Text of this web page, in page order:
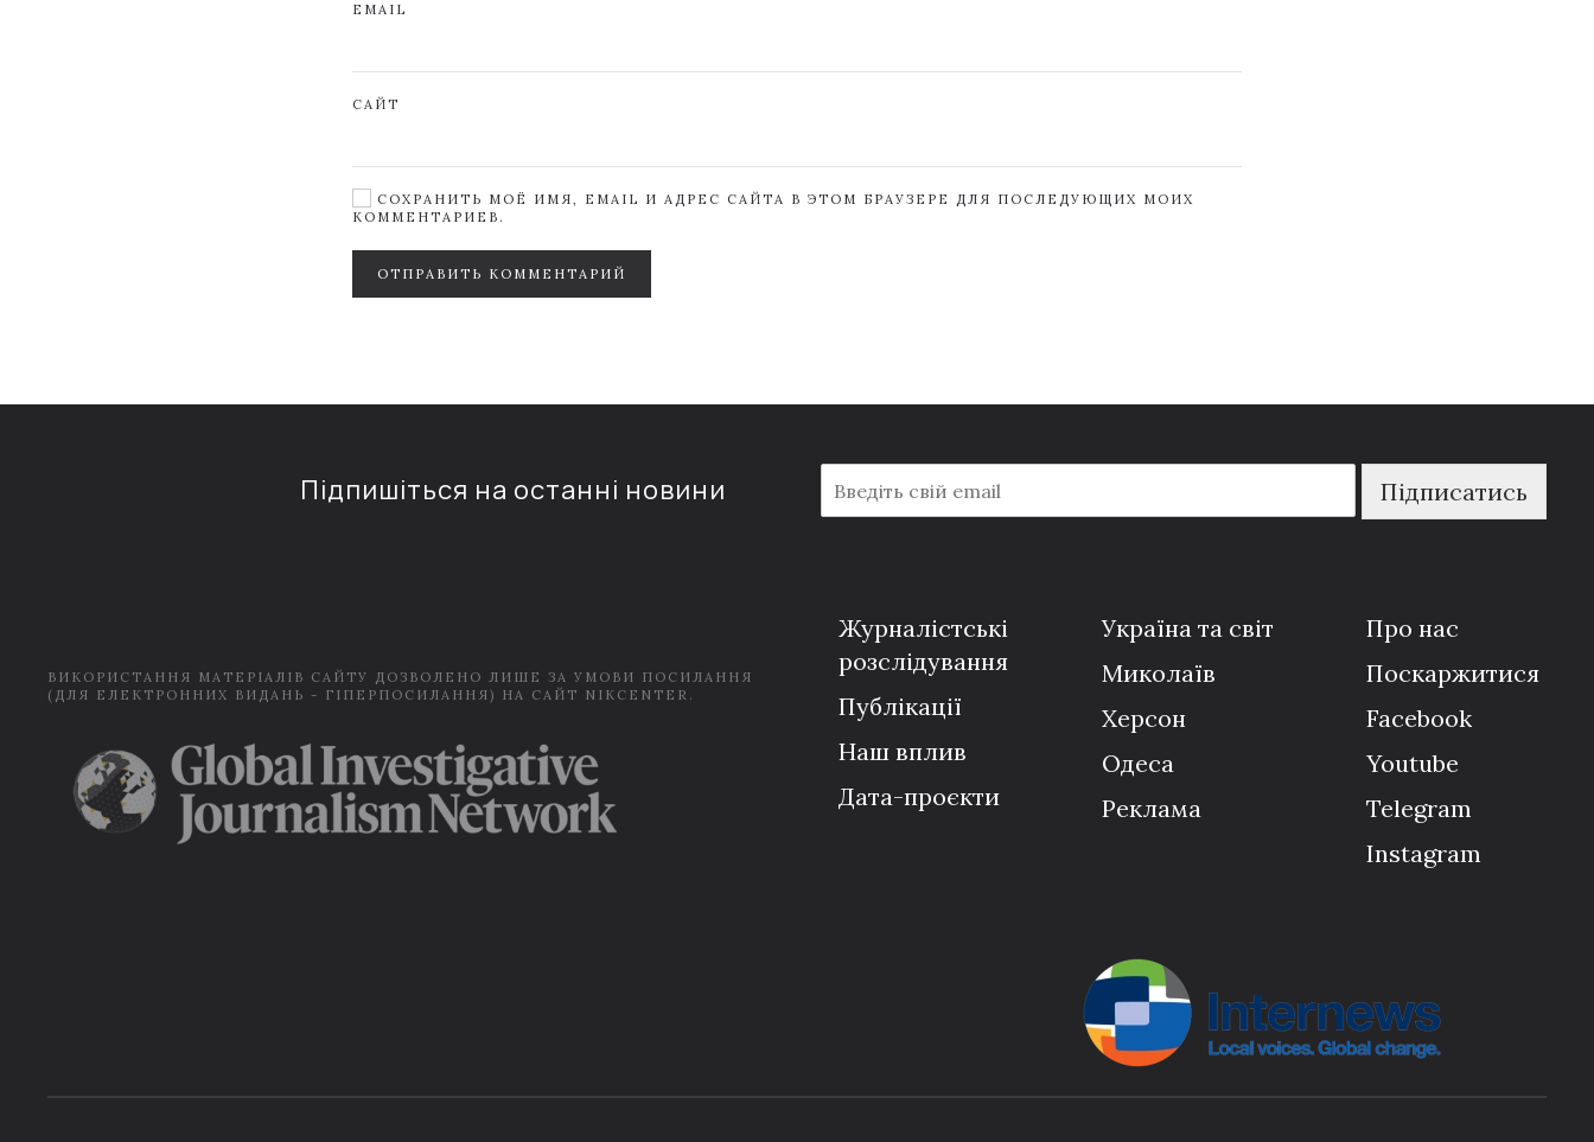
EMAIL
САЙТ
СОХРАНИТЬ МОЁ ИМЯ, EMAIL И АДРЕС САЙТА В ЭТОМ БРАУЗЕРЕ ДЛЯ ПОСЛЕДУЮЩИХ МОИХ
КОММЕНТАРИЕВ.
ОТПРАВИТЬ КОММЕНТАРИЙ
Підпишіться на останні новини
m
a
Підписатись
ВИКОРИСТАННЯ МАТЕРІАЛІВ САЙТУ ДОЗВОЛЕНО ЛИШЕ ЗА УМОВИ ПОСИЛАННЯ
(ДЛЯ ЕЛЕКТРОННИХ ВИДАНЬ - ГІПЕРПОСИЛАННЯ) НА САЙТ NIKCENTER.
Журналістські
розслідування
Публікації
Наш вплив
Дата-проєкти
Україна та світ
Миколаїв
Херсон
Одеса
Реклама
Про нас
Поскаржитися
Facebook
Youtube
Telegram
Instagram